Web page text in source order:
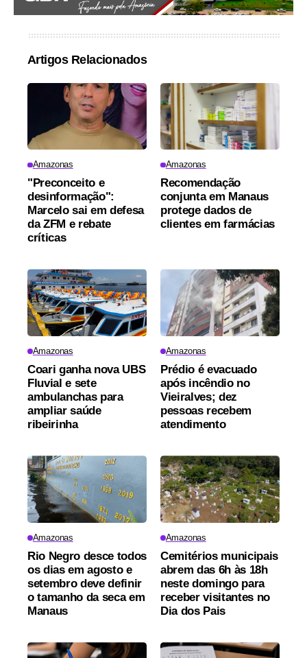
Artigos Relacionados
Amazonas
"Preconceito e
desinformação":
Marcelo sai em defesa
da ZFM e rebate
críticas
Amazonas
Recomendação
conjunta em Manaus
protege dados de
clientes em farmácias
Amazonas
Coari ganha nova UBS
Fluvial e sete
ambulanchas para
ampliar saúde
ribeirinha
Amazonas
Prédio é evacuado
após incêndio no
Vieiralves; dez
pessoas recebem
atendimento
Amazonas
Rio Negro desce todos
os dias em agosto e
setembro deve definir
o tamanho da seca em
Manaus
Amazonas
Cemitérios municipais
abrem das 6h às 18h
neste domingo para
receber visitantes no
Dia dos Pais